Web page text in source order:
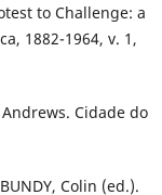
to Challenge: a
1882-1964, v. 1,
Cidade do
Colin (ed.).